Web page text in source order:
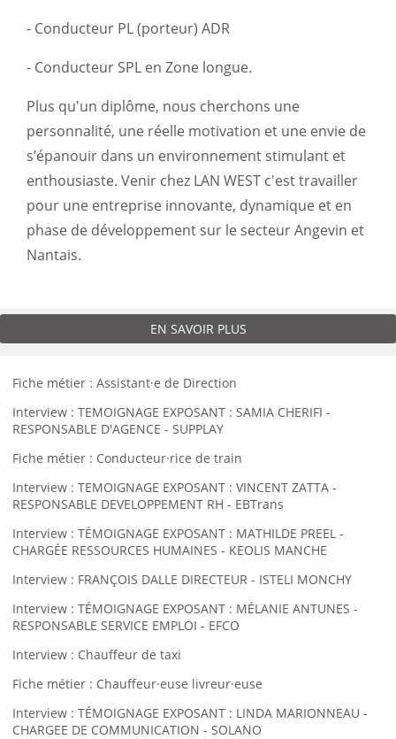
- Conducteur PL (porteur) ADR
- Conducteur SPL en Zone longue.
Plus qu'un diplôme, nous cherchons une
personnalité, une réelle motivation et une envie de
s’épanouir dans un environnement stimulant et
enthousiaste. Venir chez LAN WEST c'est travailler
pour une entreprise innovante, dynamique et en
phase de développement sur le secteur Angevin et
Nantais.
EN SAVOIR PLUS
Fiche métier : Assistant·e de Direction
Interview : TEMOIGNAGE EXPOSANT : SAMIA CHERIFI -
RESPONSABLE D'AGENCE - SUPPLAY
Fiche métier : Conducteur·rice de train
Interview : TEMOIGNAGE EXPOSANT : VINCENT ZATTA -
RESPONSABLE DEVELOPPEMENT RH - EBTrans
Interview : TÉMOIGNAGE EXPOSANT : MATHILDE PREEL -
CHARGÉE RESSOURCES HUMAINES - KEOLIS MANCHE
Interview : FRANÇOIS DALLE DIRECTEUR - ISTELI MONCHY
Interview : TÉMOIGNAGE EXPOSANT : MÉLANIE ANTUNES -
RESPONSABLE SERVICE EMPLOI - EFCO
Interview : Chauffeur de taxi
Fiche métier : Chauffeur·euse livreur·euse
Interview : TÉMOIGNAGE EXPOSANT : LINDA MARIONNEAU -
CHARGEE DE COMMUNICATION - SOLANO